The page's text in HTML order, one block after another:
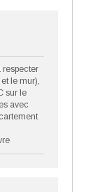
respecter
le mur),
sur le
avec